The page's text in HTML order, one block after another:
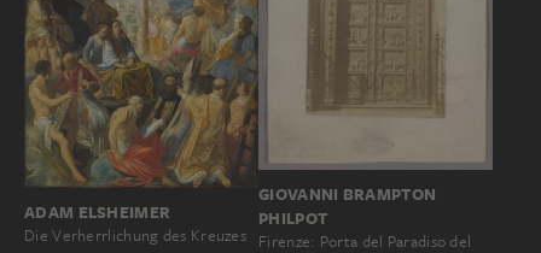
ADAM ELSHEIMER
Die Verherrlichung des Kreuzes
GIOVANNI BRAMPTON
PHILPOT
Firenze: Porta del Paradiso del